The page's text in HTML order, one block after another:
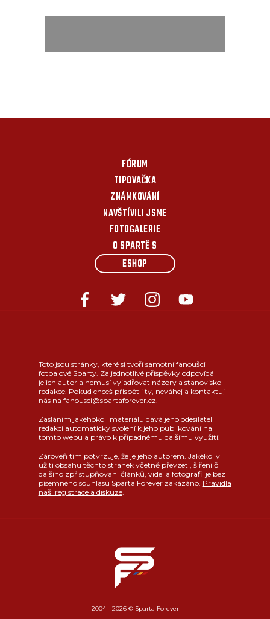
FÓRUM
TIPOVAČKA
ZNÁMKOVÁNÍ
NAVŠTÍVILI JSME
FOTOGALERIE
O SPARTĚ S
ESHOP
Toto jsou stránky, které si tvoří samotní fanoušci
fotbalové Sparty. Za jednotlivé příspěvky odpovídá
jejich autor a nemusí vyjadřovat názory a stanovisko
redakce. Pokud chceš přispět i ty, neváhej a kontaktuj
nás na fanousci@spartaforever.cz.
Zasláním jakéhokoli materiálu dává jeho odesílatel
redakci automaticky svolení k jeho publikování na
tomto webu a právo k případnému dalšímu využití.
Zároveň tím potvrzuje, že je jeho autorem. Jakékoliv
užití obsahu těchto stránek včetně převzetí, šíření či
dalšího zpřístupňování článků, videí a fotografií je bez
písemného souhlasu Sparta Forever zakázáno. Pravidla
naší registrace a diskuze.
2004 - 2026 © Sparta Forever